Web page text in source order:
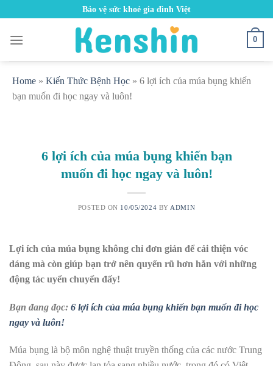
content
Bảo vệ sức khoẻ gia đình Việt
0
Home » Kiến Thức Bệnh Học » 6 lợi ích của múa bụng khiến
bạn muốn đi học ngay và luôn!
6 lợi ích của múa bụng khiến bạn
muốn đi học ngay và luôn!
POSTED ON 10/05/2024 BY ADMIN
Lợi ích của múa bụng không chỉ đơn giản để cải thiện vóc
dáng mà còn giúp bạn trở nên quyến rũ hơn hẳn với những
động tác uyển chuyển đấy!
Bạn đang đọc: 6 lợi ích của múa bụng khiến bạn muốn đi học
ngay và luôn!
Múa bụng là bộ môn nghệ thuật truyền thống của các nước Trung